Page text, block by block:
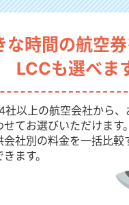
な時間の航空券
LCCも選べま
社以上の航空会社から
てお選びいただけます。
会社別の料金を一括比較
ます。